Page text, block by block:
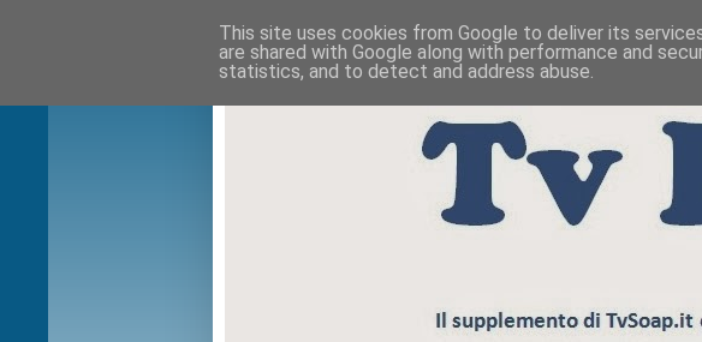
This site uses cookies from Google to deliver its
are shared with Google along with performance and
statistics, and to detect and address abuse.